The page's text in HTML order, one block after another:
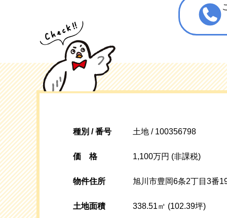
種別 / 番号 土地 / 100356798
価格 1,100万円 (非課税)
物件住所 旭川市豊岡6条2丁目3番
土地面積 338.51㎡ (102.39坪)